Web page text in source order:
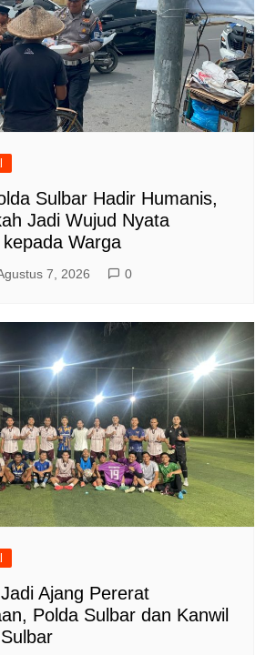
Sulbar Hadir Humanis,
Jadi Wujud Nyata
Warga
7, 2026 0
Ajang Pererat
Polda Sulbar dan Kanwil